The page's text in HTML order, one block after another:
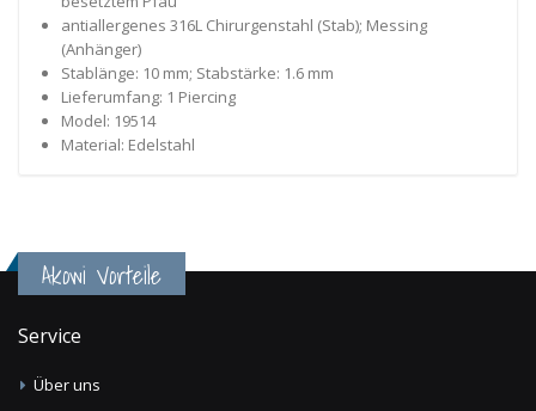
antiallergenes 316L Chirurgenstahl (Stab); Messing
(Anhänger)
Stablänge: 10 mm; Stabstärke: 1.6 mm
Lieferumfang: 1 Piercing
Model: 19514
Material: Edelstahl
Akowi Vorteile
Service
Über uns